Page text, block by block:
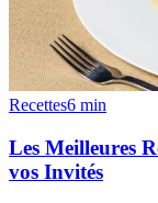
Recettes6 min
Les Meilleures
vos Invités